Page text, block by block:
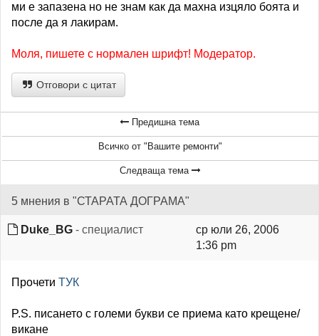
ми е запазена но не знам как да махна изцяло боята и
после да я лакирам.
Моля, пишете с нормален шрифт! Модератор.
Отговори с цитат
Предишна тема
Всичко от "Вашите ремонти"
Следваща тема
5 мнения в "СТАРАТА ДОГРАМА"
Duke_BG - специалист
ср юли 26, 2006
1:36 pm
Прочети ТУК
P.S. писането с големи букви се приема като крещене/
викане